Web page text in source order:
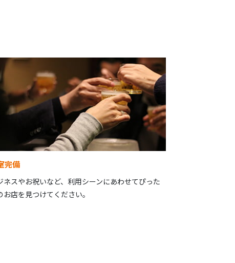
完備
ネスやお祝いなど、利用シーンにあわせてぴった
お店を見つけてください。